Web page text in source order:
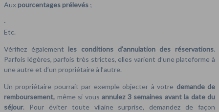
Aux pourcentages prélevés ;
·
Etc.
Vérifiez également les conditions d’annulation des réservations.
Parfois légères, parfois très strictes, elles varient d’une plateforme à
une autre et d’un propriétaire à l’autre.
Un propriétaire pourrait par exemple objecter à votre demande de
remboursement, même si vous annulez 3 semaines avant la date du
séjour. Pour éviter toute vilaine surprise, demandez de façon